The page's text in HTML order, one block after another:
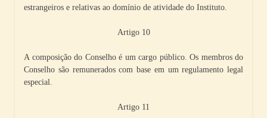
estrangeiros e relativas ao domínio de atividade do Instituto.
Artigo 10
A composição do Conselho é um cargo público. Os membros do
Conselho são remunerados com base em um regulamento legal
especial.
Artigo 11